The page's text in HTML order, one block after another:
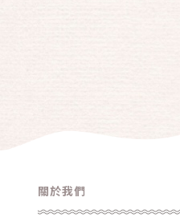
關於我們